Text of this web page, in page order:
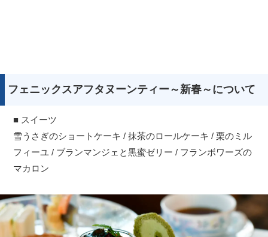
フェニックスアフタヌーンティー～新春～について
■ スイーツ
雪うさぎのショートケーキ / 抹茶のロールケーキ / 栗のミル
フィーユ / ブランマンジェと黒蜜ゼリー / フランボワーズの
マカロン